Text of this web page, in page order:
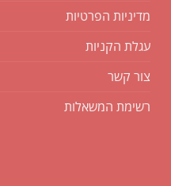
מדיניות הפרטיות
עגלת הקניות
צור קשר
רשימת המשאלות